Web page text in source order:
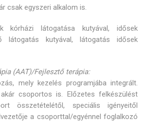
csak egyszeri alkalom is.
kórházi látogatása kutyával, idősek
látogatás kutyával, látogatás idősek
(AAT)/Fejlesztő terápia:
mely kezelés programjába integrált.
csoportos is. Előzetes felkészülést
összetételétől, speciális igényeitől
a csoporttal/egyénnel foglalkozó